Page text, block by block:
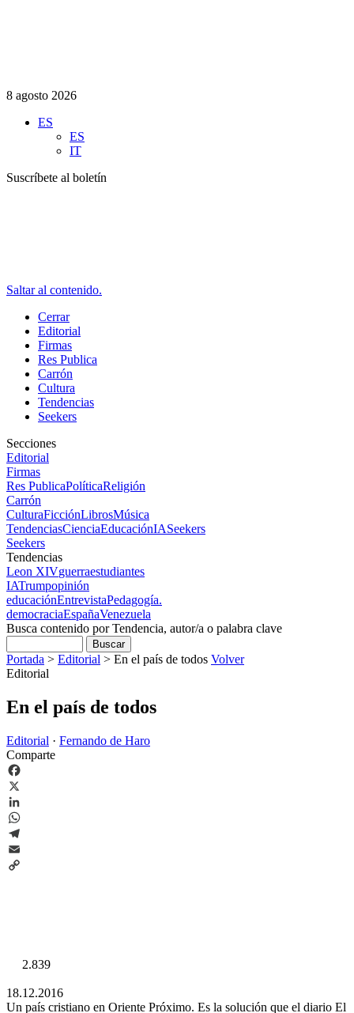
8 agosto 2026
ES
ES
IT
Suscríbete al boletín
Saltar al contenido.
Cerrar
Editorial
Firmas
Res Publica
Carrón
Cultura
Tendencias
Seekers
Secciones
Editorial
Firmas
Res PublicaPolíticaReligión
Carrón
CulturaFicciónLibrosMúsica
TendenciasCienciaEducaciónIASeekers
Seekers
Tendencias
Leon XIVguerraestudiantes
IATrumpopinión
educaciónEntrevistaPedagogía.
democraciaEspañaVenezuela
Busca contenido por Tendencia, autor/a o palabra clave
Portada > Editorial > En el país de todos Volver
Editorial
En el país de todos
Editorial · Fernando de Haro
Comparte
Facebook
X
LinkedIn
WhatsApp
Telegram
Email
2.839
18.12.2016
Un país cristiano en Oriente Próximo. Es la solución que el diario El